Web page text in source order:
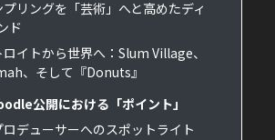
プリングを「芸術」へと高めたディ
ド
ロイトから世界へ：Slum Village、
、そして『Donuts』
公開における「ポイント」
デューサーへのスポットライト